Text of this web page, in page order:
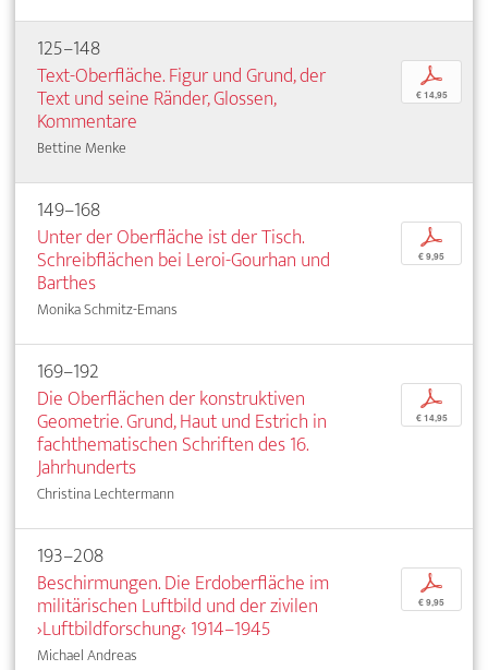
125–148
Text-Oberfläche. Figur und Grund, der
Text und seine Ränder, Glossen,
Kommentare
Bettine Menke
p
€ 14,95
149–168
Unter der Oberfläche ist der Tisch.
Schreibflächen bei Leroi-Gourhan und
Barthes
Monika Schmitz-Emans
p
€ 9,95
169–192
Die Oberflächen der konstruktiven
Geometrie. Grund, Haut und Estrich in
fachthematischen Schriften des 16.
Jahrhunderts
Christina Lechtermann
p
€ 14,95
193–208
Beschirmungen. Die Erdoberfläche im
militärischen Luftbild und der zivilen
›Luftbildforschung‹ 1914–1945
Michael Andreas
p
€ 9,95